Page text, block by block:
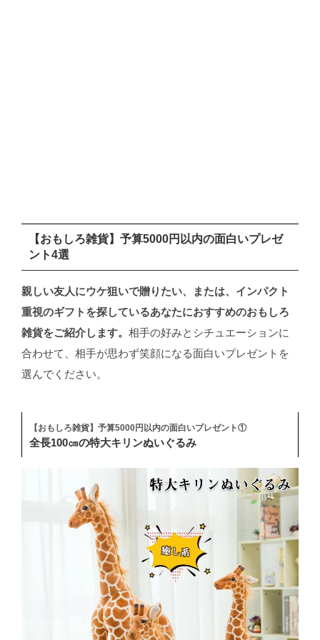
【おもしろ雑貨】予算5000円以内の面白いプレゼ
ント4選
親しい友人にウケ狙いで贈りたい、または、インパクト
重視のギフトを探しているあなたにおすすめのおもしろ
雑貨をご紹介します。 相手の好みとシチュエーションに
合わせて、相手が思わず笑顔になる面白いプレゼントを
選んでください。
【おもしろ雑貨】予算5000円以内の面白いプレゼント①
全長100㎝の特大キリンぬいぐるみ